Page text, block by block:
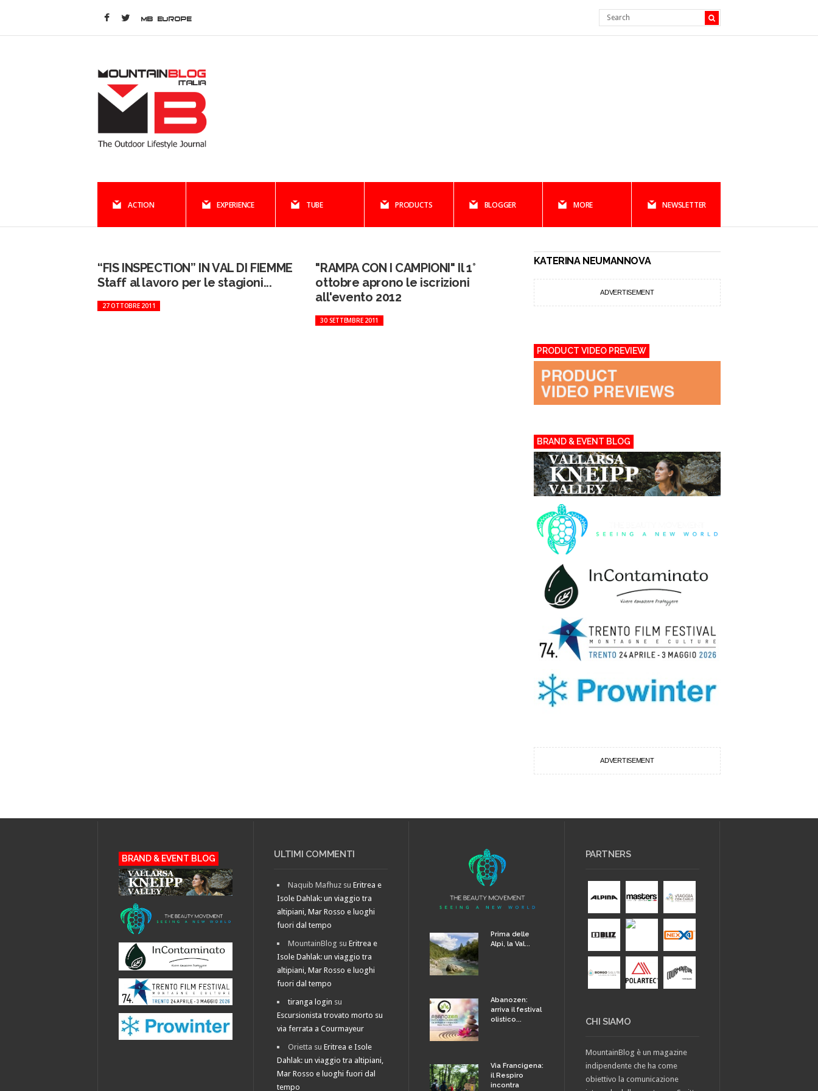
MB EUROPE
ACTION EXPERIENCE TUBE PRODUCTS BLOGGER MORE NEWSLETTER
“FIS INSPECTION” IN VAL DI FIEMME
Staff al lavoro per le stagioni...
27 OTTOBRE 2011
"RAMPA CON I CAMPIONI" Il 1°
ottobre aprono le iscrizioni
all'evento 2012
30 SETTEMBRE 2011
KATERINA NEUMANNOVA
ADVERTISEMENT
PRODUCT VIDEO PREVIEW
BRAND & EVENT BLOG
ADVERTISEMENT
BRAND & EVENT BLOG ULTIMI COMMENTI
Naquib Mafhuz suEritrea e
Isole Dahlak: un viaggio tra
altipiani, Mar Rosso e luoghi
fuori dal tempo
MountainBlog suEritrea e
Isole Dahlak: un viaggio tra
altipiani, Mar Rosso e luoghi
fuori dal tempo
tiranga login su
Escursionista trovato morto su
via ferrata a Courmayeur
Orietta suEritrea e Isole
Dahlak: un viaggio tra altipiani,
Mar Rosso e luoghi fuori dal
tempo
Prima delle
Alpi, la Val...
Abanozen:
arriva il festival
olistico...
Via Francigena:
il Respiro
incontra
PARTNERS
CHI SIAMO
MountainBlog è un magazine
indipendente che ha come
obiettivo la comunicazione